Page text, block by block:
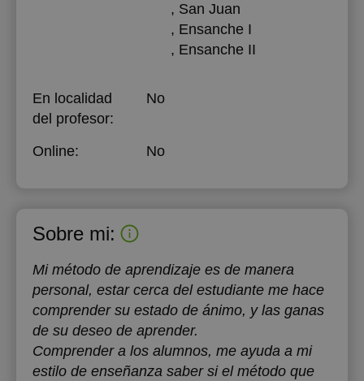
, San Juan
, Ensanche I
, Ensanche II
En localidad
del profesor:
No
Online: No
Sobre mi:
Mi método de aprendizaje es de manera
personal, estar cerca del estudiante me hace
comprender su estado de ánimo, y las ganas
de su deseo de aprender.
Comprender a los alumnos, me ayuda a mi
estilo de enseñanza saber si el método que